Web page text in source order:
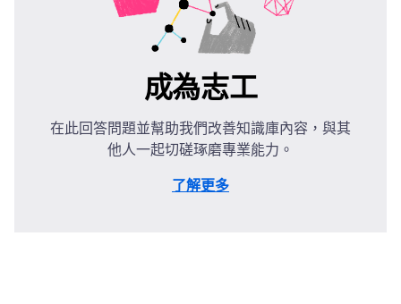
成為志工
在此回答問題並幫助我們改善知識庫內容，與其
他人一起切磋琢磨專業能力。
了解更多